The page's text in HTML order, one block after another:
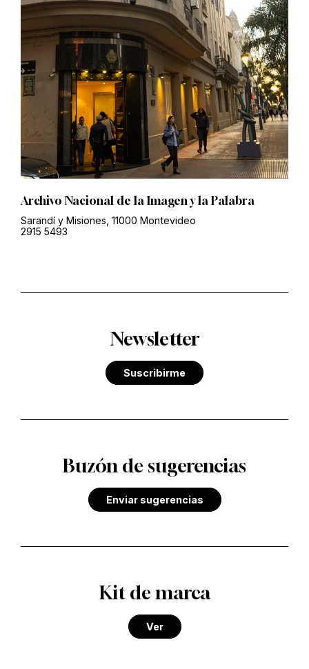
Archivo Nacional de la Imagen y la Palabra
Sarandí y Misiones, 11000 Montevideo
2915 5493
Newsletter
Suscribirme
Buzón de sugerencias
Enviar sugerencias
Kit de marca
Ver